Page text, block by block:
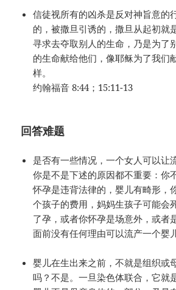
信徒视所有的凶杀是反对神旨意的
的，被撒旦引诱的，撒旦从起初就
寻求去夺取别人的生命，乃是为了
的生命献给他们，像耶稣为了我们
样。
约翰福音 8:44；15:11-13
回答难题
是否有一些情况，一个女人可以让
你是不是下述的原因都不重要：你
怀孕是违背法律的，婴儿有畸形，
个孩子的费用，妈妈生孩子可能会
了孕，或者你怀孕是场意外，或者
面前没有任何理由可以流产一个婴儿
婴儿在生出来之前，不就是组织或
吗？不是。一旦染色体联合，它就